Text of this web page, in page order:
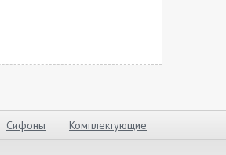
Сифоны Комплектующие